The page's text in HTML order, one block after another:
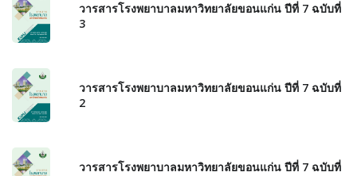
วารสารโรงพยาบาลมหาวิทยาลัยขอนแก่น ปีที่ 7 ฉบับที่
3
วารสารโรงพยาบาลมหาวิทยาลัยขอนแก่น ปีที่ 7 ฉบับที่
2
วารสารโรงพยาบาลมหาวิทยาลัยขอนแก่น ปีที่ 7 ฉบับที่